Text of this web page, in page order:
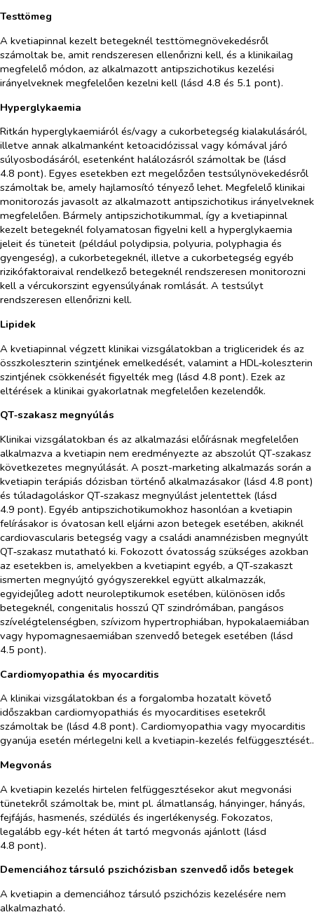
Testtömeg
A kvetiapinnal kezelt betegeknél testtömegnövekedésről
számoltak be, amit rendszeresen ellenőrizni kell, és a klinikailag
megfelelő módon, az alkalmazott antipszichotikus kezelési
irányelveknek megfelelően kezelni kell (lásd 4.8 és 5.1 pont).
Hyperglykaemia
Ritkán hyperglykaemiáról és/vagy a cukorbetegség kialakulásáról,
illetve annak alkalmanként ketoacidózissal vagy kómával járó
súlyosbodásáról, esetenként halálozásról számoltak be (lásd
4.8 pont). Egyes esetekben ezt megelőzően testsúlynövekedésről
számoltak be, amely hajlamosító tényező lehet. Megfelelő klinikai
monitorozás javasolt az alkalmazott antipszichotikus irányelveknek
megfelelően. Bármely antipszichotikummal, így a kvetiapinnal
kezelt betegeknél folyamatosan figyelni kell a hyperglykaemia
jeleit és tüneteit (például polydipsia, polyuria, polyphagia és
gyengeség), a cukorbetegeknél, illetve a cukorbetegség egyéb
rizikófaktoraival rendelkező betegeknél rendszeresen monitorozni
kell a vércukorszint egyensúlyának romlását. A testsúlyt
rendszeresen ellenőrizni kell.
Lipidek
A kvetiapinnal végzett klinikai vizsgálatokban a trigliceridek és az
összkoleszterin szintjének emelkedését, valamint a HDL‑koleszterin
szintjének csökkenését figyelték meg (lásd 4.8 pont). Ezek az
eltérések a klinikai gyakorlatnak megfelelően kezelendők.
QT‑szakasz megnyúlás
Klinikai vizsgálatokban és az alkalmazási előírásnak megfelelően
alkalmazva a kvetiapin nem eredményezte az abszolút QT‑szakasz
következetes megnyúlását. A poszt-marketing alkalmazás során a
kvetiapin terápiás dózisban történő alkalmazásakor (lásd 4.8 pont)
és túladagoláskor QT‑szakasz megnyúlást jelentettek (lásd
4.9 pont). Egyéb antipszichotikumokhoz hasonlóan a kvetiapin
felírásakor is óvatosan kell eljárni azon betegek esetében, akiknél
cardiovascularis betegség vagy a családi anamnézisben megnyúlt
QT‑szakasz mutatható ki. Fokozott óvatosság szükséges azokban
az esetekben is, amelyekben a kvetiapint egyéb, a QT‑szakaszt
ismerten megnyújtó gyógyszerekkel együtt alkalmazzák,
egyidejűleg adott neuroleptikumok esetében, különösen idős
betegeknél, congenitalis hosszú QT szindrómában, pangásos
szívelégtelenségben, szívizom hypertrophiában, hypokalaemiában
vagy hypomagnesaemiában szenvedő betegek esetében (lásd
4.5 pont).
Cardiomyopathia és myocarditis
A klinikai vizsgálatokban és a forgalomba hozatalt követő
időszakban cardiomyopathiás és myocarditises esetekről
számoltak be (lásd 4.8 pont). Cardiomyopathia vagy myocarditis
gyanúja esetén mérlegelni kell a kvetiapin-kezelés felfüggesztését..
Megvonás
A kvetiapin kezelés hirtelen felfüggesztésekor akut megvonási
tünetekről számoltak be, mint pl. álmatlanság, hányinger, hányás,
fejfájás, hasmenés, szédülés és ingerlékenység. Fokozatos,
legalább egy-két héten át tartó megvonás ajánlott (lásd
4.8 pont).
Demenciához társuló pszichózisban szenvedő idős betegek
A kvetiapin a demenciához társuló pszichózis kezelésére nem
alkalmazható.